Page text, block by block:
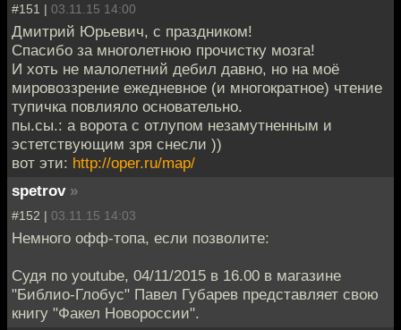
#151 | 03.11.15 14:00
Дмитрий Юрьевич, с праздником!
Спасибо за многолетнюю прочистку мозга!
И хоть не малолетний дебил давно, но на моё
мировоззрение ежедневное (и многократное) чтение
тупичка повлияло основательно.
пы.сы.: а ворота с отлупом незамутненным и
эстетствующим зря снесли ))
вот эти: http://oper.ru/map/
spetrov »
#152 | 03.11.15 14:03
Немного офф-топа, если позволите:
Судя по youtube, 04/11/2015 в 16.00 в магазине
"Библио-Глобус" Павел Губарев представляет свою
книгу "Факел Новороссии".